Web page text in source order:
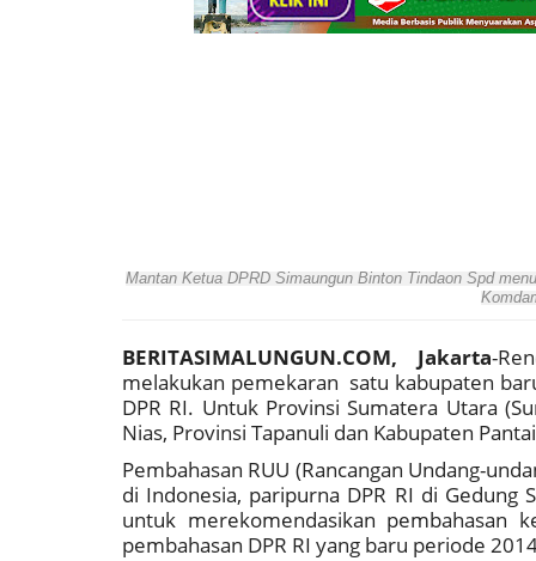
Mantan Ketua DPRD Simaungun Binton Tindaon Spd
BERITASIMALUNGUN.COM, Jakarta-
melakukan pemekaran satu kabupaten
DPR RI. Untuk Provinsi Sumatera Utara
Nias, Provinsi Tapanuli dan Kabupaten
Pembahasan RUU (Rancangan Undang-
di Indonesia, paripurna DPR RI di Gedung
untuk merekomendasikan pembahasan
pembahasan DPR RI yang baru periode